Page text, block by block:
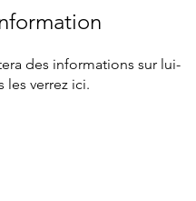
des informations sur lui-
les verrez ici.